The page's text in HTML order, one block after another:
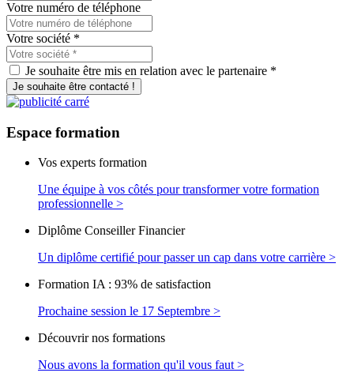
Votre numéro de téléphone
Votre société *
Je souhaite être mis en relation avec le partenaire *
Je souhaite être contacté !
Espace formation
Vos experts formation
Une équipe à vos côtés pour transformer votre formation
professionnelle >
Diplôme Conseiller Financier
Un diplôme certifié pour passer un cap dans votre carrière >
Formation IA : 93% de satisfaction
Prochaine session le 17 Septembre >
Découvrir nos formations
Nous avons la formation qu'il vous faut >